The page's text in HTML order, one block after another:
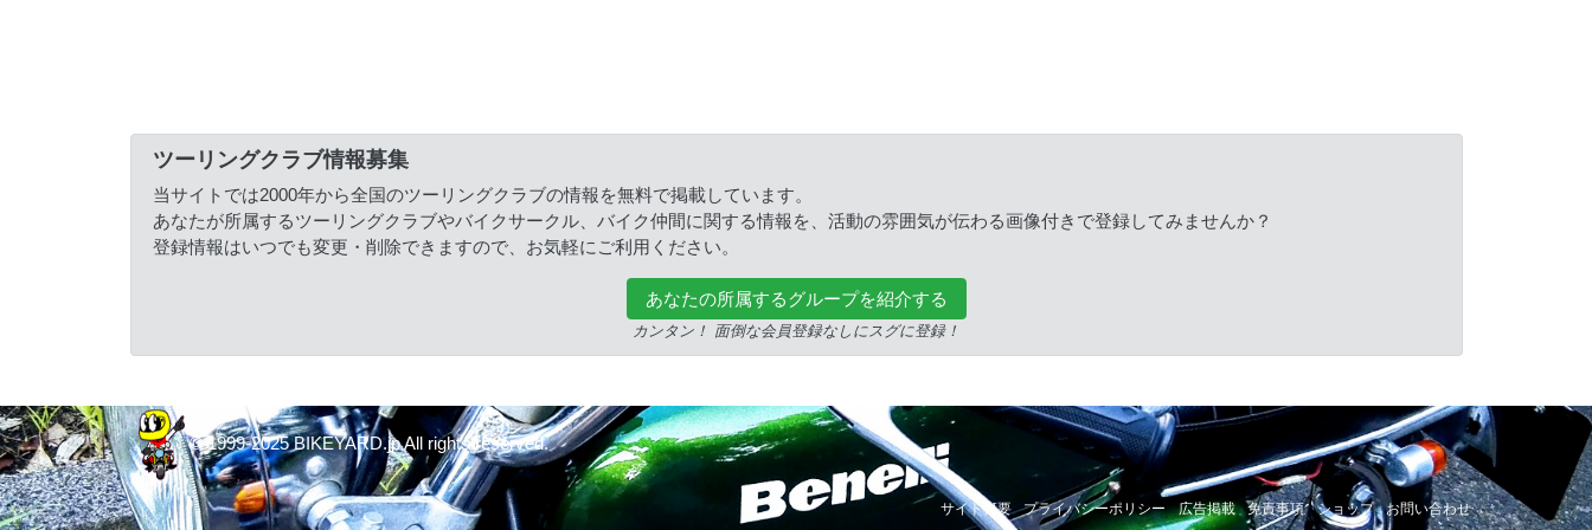
ツーリングクラブ情報募集
当サイトでは2000年から全国のツーリングクラブの情報を無料で掲載しています。
あなたが所属するツーリングクラブやバイクサークル、バイク仲間に関する情報を、活動の雰囲気が伝わる画像付きで登録してみませんか？
登録情報はいつでも変更・削除できますので、お気軽にご利用ください。
あなたの所属するグループを紹介する
カンタン！ 面倒な会員登録なしにスグに登録！
© 1999-2025 BIKEYARD.jp All rights reserved.
サイト概要 プライバシーポリシー 広告掲載 免責事項 ショップ お問い合わせ